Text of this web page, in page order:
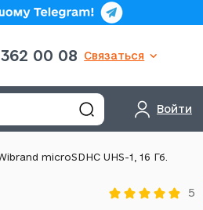
00 08 Связаться
Войти
microSDHC UHS-1, 16 Гб.
5